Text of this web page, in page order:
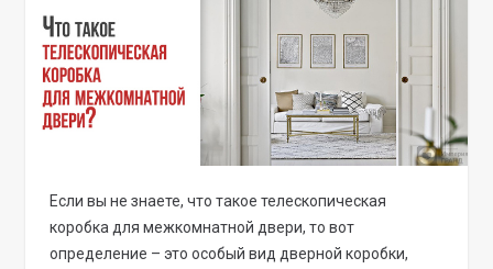
Если вы не знаете, что такое телескопическая
коробка для межкомнатной двери, то вот
определение – это особый вид дверной коробки,